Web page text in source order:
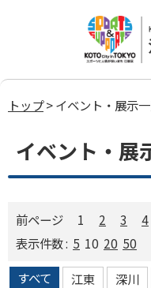
トップ> イベント・展示
イベント・展
前ページ 1 2 3 4
表示件数 : 5 10 20 50
すべて
江東 深川